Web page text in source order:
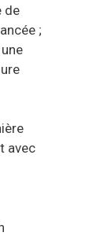
de
;
avec